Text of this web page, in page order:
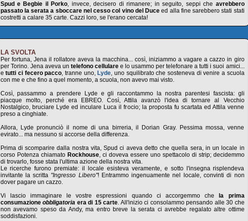
Spud e Begbie il Porko, invece, decisero di rimanere; in seguito, seppi che avrebbero
passato la serata a sboccare nel cesso col vino del Duce ed alla fine sarebbero stati stati
costretti a calare 35 carte. Cazzi loro, se l'erano cercata!
LA SVOLTA
Per fortuna, Jena il rollatore aveva la macchina... così, iniziammo a vagare a cazzo in giro
per Torino. Jena aveva un telefono cellularee lo usammo per telefonare a tutti i suoi amici...
etutti ci fecero pacco, tranne uno, Lyde, uno squilibrato che sosteneva di venire a scuola
con me e che fino a quel momento, a scuola, non avevo mai visto.
Così, passammo a prendere Lyde e gli raccontammo la nostra parentesi fascista: gli
piacque molto, perché era EBREO. Così, Attila avanzò l'idea di tornare al Vecchio
Nostalgico, bruciare Lyde ed inculare Luca il frocio; la proposta fu scartata ed Attila venne
preso a cinghiate.
Allora, Lyde pronunciò il nome di una birreria, il Dorian Gray. Pessima mossa, venne
evirato... ma nessuno si accorse della differenza.
Prima di scomparire dalla nostra vita, Spud ci aveva detto che quella sera, in un locale in
corso Potenza chiamato Rockhouse, ci doveva essere uno spettacolo di strip; decidemmo
di trovarlo, fosse stata l'ultima azione della nostra vita.
Le ricerche furono premiate: il locale esisteva veramente, e sotto l'insegna risplendeva
invitante la scritta "Ingresso Libero"! Entrammo ingenuamente nel locale, convinti di non
dover pagare un cazzo.
Vi lascio immaginare le vostre espressioni quando ci accorgemmo che
la prima
consumazione obbligatoria era di 15 carte. All'inizio ci consolammo pensando alle 30 che
non avevamo speso da Andy, ma entro breve la serata ci avrebbe regalato altre ottime
soddisfazioni.